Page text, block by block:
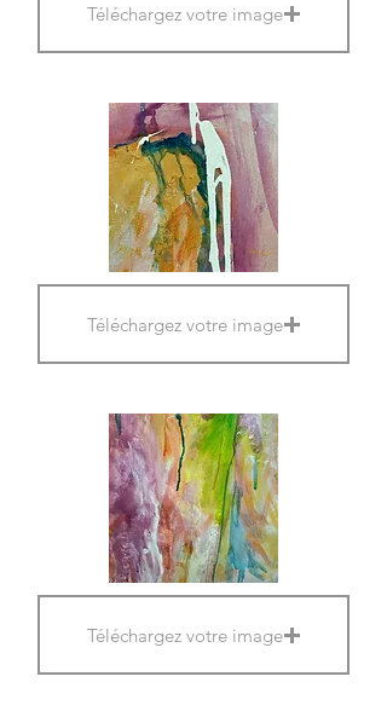
Téléchargez votre image
Téléchargez votre image
Téléchargez votre image